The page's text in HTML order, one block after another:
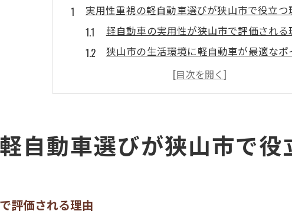
実用性重視の軽自動車選びが狭山市で役立つ
軽自動車の実用性が狭山市で評価される
狭山市の生活環境に軽自動車が最適なポ
軽自動車中古市場で実用性を見極めるコツ
狭山市で中古軽自動車を選ぶ利点を解説
狭山市生活に馴染む軽自動車のスペース活用
狭山市で軽自動車の車内スペースを広く
自動車選びが狭山市で役
評価される理由